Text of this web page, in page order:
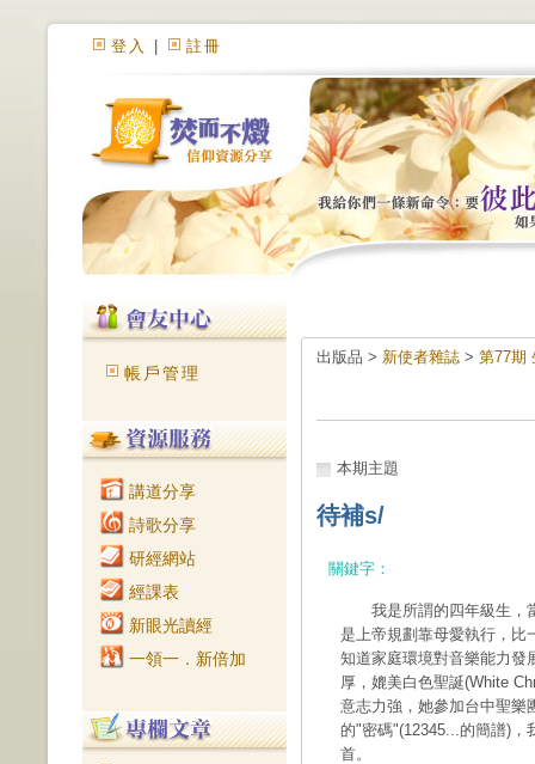
登入 註冊
帳戶管理
講道分享
詩歌分享
研經網站
經課表
新眼光讀經
一領一．新倍加
出版品 > 新使者雜誌 > 第77期
本期主題
待補s/
關鍵字：
我是所謂的四年級生，當
是上帝規劃靠母愛執行，比
知道家庭環境對音樂能力發
厚，媲美白色聖誕(White
意志力強，她參加台中聖樂
的"密碼"(12345...的簡譜)，
首。